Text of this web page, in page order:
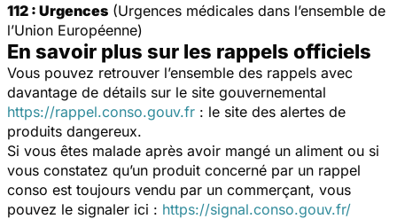
112 : Urgences (Urgences médicales dans l’ensemble de
l’Union Européenne)
En savoir plus sur les rappels officiels
Vous pouvez retrouver l’ensemble des rappels avec
davantage de détails sur le site gouvernemental
https://rappel.conso.gouv.fr : le site des alertes de
produits dangereux.
Si vous êtes malade après avoir mangé un aliment ou si
vous constatez qu’un produit concerné par un rappel
conso est toujours vendu par un commerçant, vous
pouvez le signaler ici : https://signal.conso.gouv.fr/